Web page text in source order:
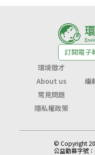
訂閱電子
環境徵才
About us
編
常見問題
隱私權政策
© Copyright
公益勸募字號：